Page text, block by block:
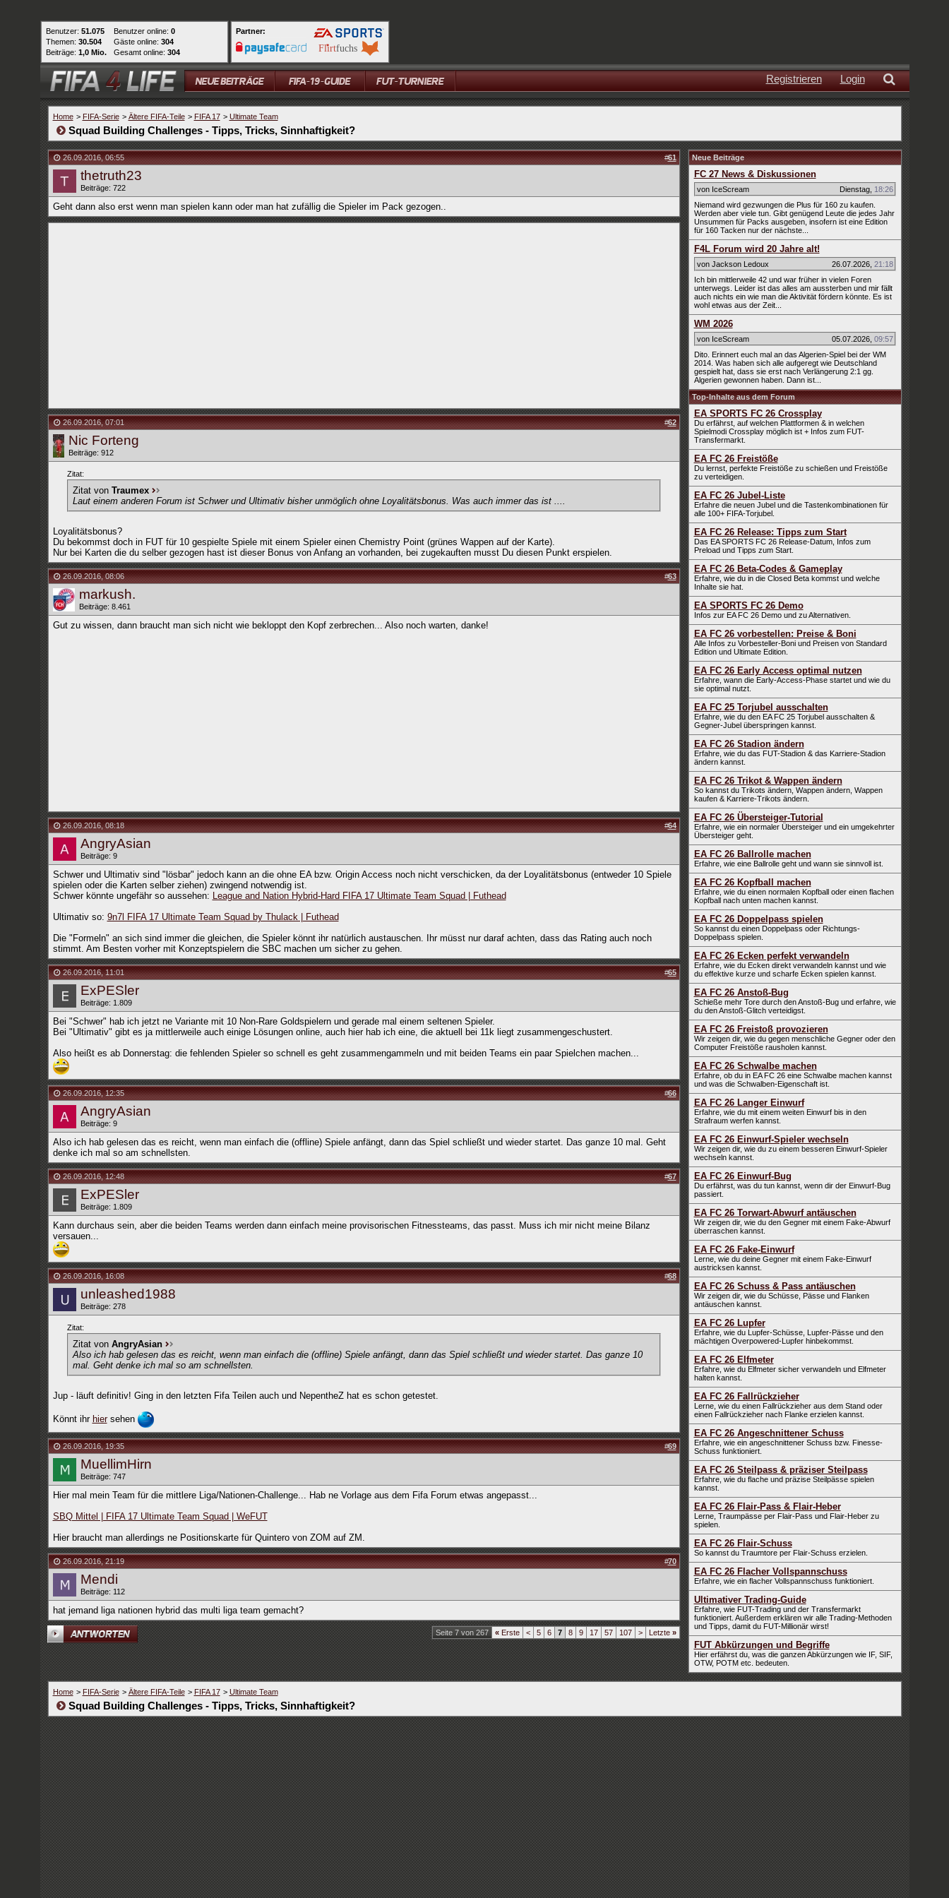
Benutzer: 51.075
Themen: 30.504
Beiträge: 1,0 Mio.
Benutzer online: 0
Gäste online: 304
Gesamt online: 304
Partner:
Login
Registrieren
Home > FIFA-Serie > Ältere FIFA-Teile > FIFA 17 > Ultimate Team
Squad Building Challenges - Tipps, Tricks, Sinnhaftigkeit?
26.09.2016,06:55 #61
thetruth23
Beiträge: 722
Geht dann also erst wenn man spielen kann oder man hat zufällig die Spieler im Pack gezogen..
26.09.2016,07:01 #62
Nic Forteng
Beiträge: 912
Zitat:
Zitat von Traumex
Laut einem anderen Forum ist Schwer und Ultimativ bisher unmöglich ohne Loyalitätsbonus. Was auch immer das ist ....
Loyalitätsbonus?
Du bekommst doch in FUT für 10 gespielte Spiele mit einem Spieler einen Chemistry Point (grünes Wappen auf der Karte).
Nur bei Karten die du selber gezogen hast ist dieser Bonus von Anfang an vorhanden, bei zugekauften musst Du diesen Punkt erspielen.
26.09.2016,08:06 #63
markush.
Beiträge: 8.461
Gut zu wissen, dann braucht man sich nicht wie bekloppt den Kopf zerbrechen... Also noch warten, danke!
26.09.2016,08:18 #64
AngryAsian
Beiträge: 9
Schwer und Ultimativ sind "lösbar" jedoch kann an die ohne EA bzw. Origin Access noch nicht verschicken, da der Loyalitätsbonus (entweder 10 Spiele
spielen oder die Karten selber ziehen) zwingend notwendig ist.
Schwer könnte ungefähr so aussehen: League and Nation Hybrid-Hard FIFA 17 Ultimate Team Squad | Futhead
Ultimativ so: 9n7l FIFA 17 Ultimate Team Squad by Thulack | Futhead
Die "Formeln" an sich sind immer die gleichen, die Spieler könnt ihr natürlich austauschen. Ihr müsst nur daraf achten, dass das Rating auch noch
stimmt. Am Besten vorher mit Konzeptspielern die SBC machen um sicher zu gehen.
26.09.2016,11:01 #65
ExPESler
Beiträge: 1.809
Bei "Schwer" hab ich jetzt ne Variante mit 10 Non-Rare Goldspielern und gerade mal einem seltenen Spieler.
Bei "Ultimativ" gibt es ja mittlerweile auch einige Lösungen online, auch hier hab ich eine, die aktuell bei 11k liegt zusammengeschustert.
Also heißt es ab Donnerstag: die fehlenden Spieler so schnell es geht zusammengammeln und mit beiden Teams ein paar Spielchen machen...
26.09.2016,12:35 #66
AngryAsian
Beiträge: 9
Also ich hab gelesen das es reicht, wenn man einfach die (offline) Spiele anfängt, dann das Spiel schließt und wieder startet. Das ganze 10 mal. Geht
denke ich mal so am schnellsten.
26.09.2016,12:48 #67
ExPESler
Beiträge: 1.809
Kann durchaus sein, aber die beiden Teams werden dann einfach meine provisorischen Fitnessteams, das passt. Muss ich mir nicht meine Bilanz
versauen...
26.09.2016,16:08 #68
unleashed1988
Beiträge: 278
Zitat:
Zitat von AngryAsian
Also ich hab gelesen das es reicht, wenn man einfach die (offline) Spiele anfängt, dann das Spiel schließt und wieder startet. Das ganze 10
mal. Geht denke ich mal so am schnellsten.
Jup - läuft definitiv! Ging in den letzten Fifa Teilen auch und NepentheZ hat es schon getestet.
Könnt ihr hiersehen
26.09.2016,19:35 #69
MuellimHirn
Beiträge: 747
Hier mal mein Team für die mittlere Liga/Nationen-Challenge... Hab ne Vorlage aus dem Fifa Forum etwas angepasst...
SBQ Mittel | FIFA 17 Ultimate Team Squad | WeFUT
Hier braucht man allerdings ne Positionskarte für Quintero von ZOM auf ZM.
26.09.2016,21:19 #70
Mendi
Beiträge: 112
hat jemand liga nationen hybrid das multi liga team gemacht?
Seite 7 von 267 « Erste < 5 6 7 8 9 17 57 107 > Letzte »
Neue Beiträge
FC 27 News & Diskussionen
von IceScream Dienstag, 18:26
Niemand wird gezwungen die Plus für 160 zu kaufen.
Werden aber viele tun. Gibt genügend Leute die jedes Jahr
Unsummen für Packs ausgeben, insofern ist eine Edition
für 160 Tacken nur der nächste...
F4L Forum wird 20 Jahre alt!
von Jackson Ledoux 26.07.2026, 21:18
Ich bin mittlerweile 42 und war früher in vielen Foren
unterwegs. Leider ist das alles am aussterben und mir fällt
auch nichts ein wie man die Aktivität fördern könnte. Es ist
wohl etwas aus der Zeit...
WM 2026
von IceScream 05.07.2026, 09:57
Dito. Erinnert euch mal an das Algerien-Spiel bei der WM
2014. Was haben sich alle aufgeregt wie Deutschland
gespielt hat, dass sie erst nach Verlängerung 2:1 gg.
Algerien gewonnen haben. Dann ist...
Top-Inhalte aus dem Forum
EA SPORTS FC 26 Crossplay
Du erfährst, auf welchen Plattformen & in welchen
Spielmodi Crossplay möglich ist + Infos zum FUT-
Transfermarkt.
EA FC 26 Freistöße
Du lernst, perfekte Freistöße zu schießen und Freistöße
zu verteidigen.
EA FC 26 Jubel-Liste
Erfahre die neuen Jubel und die Tastenkombinationen für
alle 100+ FIFA-Torjubel.
EA FC 26 Release: Tipps zum Start
Das EA SPORTS FC 26 Release-Datum, Infos zum
Preload und Tipps zum Start.
EA FC 26 Beta-Codes & Gameplay
Erfahre, wie du in die Closed Beta kommst und welche
Inhalte sie hat.
EA SPORTS FC 26 Demo
Infos zur EA FC 26 Demo und zu Alternativen.
EA FC 26 vorbestellen: Preise & Boni
Alle Infos zu Vorbesteller-Boni und Preisen von Standard
Edition und Ultimate Edition.
EA FC 26 Early Access optimal nutzen
Erfahre, wann die Early-Access-Phase startet und wie du
sie optimal nutzt.
EA FC 25 Torjubel ausschalten
Erfahre, wie du den EA FC 25 Torjubel ausschalten &
Gegner-Jubel überspringen kannst.
EA FC 26 Stadion ändern
Erfahre, wie du das FUT-Stadion & das Karriere-Stadion
ändern kannst.
EA FC 26 Trikot & Wappen ändern
So kannst du Trikots ändern, Wappen ändern, Wappen
kaufen & Karriere-Trikots ändern.
EA FC 26 Übersteiger-Tutorial
Erfahre, wie ein normaler Übersteiger und ein umgekehrter
Übersteiger geht.
EA FC 26 Ballrolle machen
Erfahre, wie eine Ballrolle geht und wann sie sinnvoll ist.
EA FC 26 Kopfball machen
Erfahre, wie du einen normalen Kopfball oder einen flachen
Kopfball nach unten machen kannst.
EA FC 26 Doppelpass spielen
So kannst du einen Doppelpass oder Richtungs-
Doppelpass spielen.
EA FC 26 Ecken perfekt verwandeln
Erfahre, wie du Ecken direkt verwandeln kannst und wie
du effektive kurze und scharfe Ecken spielen kannst.
EA FC 26 Anstoß-Bug
Schieße mehr Tore durch den Anstoß-Bug und erfahre, wie
du den Anstoß-Glitch verteidigst.
EA FC 26 Freistoß provozieren
Wir zeigen dir, wie du gegen menschliche Gegner oder den
Computer Freistöße rausholen kannst.
EA FC 26 Schwalbe machen
Erfahre, ob du in EA FC 26 eine Schwalbe machen kannst
und was die Schwalben-Eigenschaft ist.
EA FC 26 Langer Einwurf
Erfahre, wie du mit einem weiten Einwurf bis in den
Strafraum werfen kannst.
EA FC 26 Einwurf-Spieler wechseln
Wir zeigen dir, wie du zu einem besseren Einwurf-Spieler
wechseln kannst.
EA FC 26 Einwurf-Bug
Du erfährst, was du tun kannst, wenn dir der Einwurf-Bug
passiert.
EA FC 26 Torwart-Abwurf antäuschen
Wir zeigen dir, wie du den Gegner mit einem Fake-Abwurf
überraschen kannst.
EA FC 26 Fake-Einwurf
Lerne, wie du deine Gegner mit einem Fake-Einwurf
austricksen kannst.
EA FC 26 Schuss & Pass antäuschen
Wir zeigen dir, wie du Schüsse, Pässe und Flanken
antäuschen kannst.
EA FC 26 Lupfer
Erfahre, wie du Lupfer-Schüsse, Lupfer-Pässe und den
mächtigen Overpowered-Lupfer hinbekommst.
EA FC 26 Elfmeter
Erfahre, wie du Elfmeter sicher verwandeln und Elfmeter
halten kannst.
EA FC 26 Fallrückzieher
Lerne, wie du einen Fallrückzieher aus dem Stand oder
einen Fallrückzieher nach Flanke erzielen kannst.
EA FC 26 Angeschnittener Schuss
Erfahre, wie ein angeschnittener Schuss bzw. Finesse-
Schuss funktioniert.
EA FC 26 Steilpass & präziser Steilpass
Erfahre, wie du flache und präzise Steilpässe spielen
kannst.
EA FC 26 Flair-Pass & Flair-Heber
Lerne, Traumpässe per Flair-Pass und Flair-Heber zu
spielen.
EA FC 26 Flair-Schuss
So kannst du Traumtore per Flair-Schuss erzielen.
EA FC 26 Flacher Vollspannschuss
Erfahre, wie ein flacher Vollspannschuss funktioniert.
Ultimativer Trading-Guide
Erfahre, wie FUT-Trading und der Transfermarkt
funktioniert. Außerdem erklären wir alle Trading-Methoden
und Tipps, damit du FUT-Millionär wirst!
FUT Abkürzungen und Begriffe
Hier erfährst du, was die ganzen Abkürzungen wie IF, SIF,
OTW, POTM etc. bedeuten.
Home > FIFA-Serie > Ältere FIFA-Teile > FIFA 17 > Ultimate Team
Squad Building Challenges - Tipps, Tricks, Sinnhaftigkeit?